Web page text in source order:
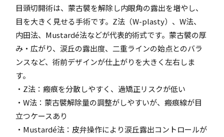
目頭切開術は、蒙古襞を解除し内眼角の露出を増やし、
目を大きく見せる手術です。Z法（W-plasty）、W法、
内田法、Mustardé法などが代表的術式です。蒙古襞の厚
み・広がり、涙丘の露出度、二重ラインの始点とのバラ
ンスなど、術前デザインが仕上がりを大きく左右しま
す。
・Z法：瘢痕を分散しやすく、過矯正リスクが低い
・W法：蒙古襞解除量の調整がしやすいが、瘢痕線が目
立つケースあり
・Mustardé法：皮弁操作により涙丘露出コントロールが